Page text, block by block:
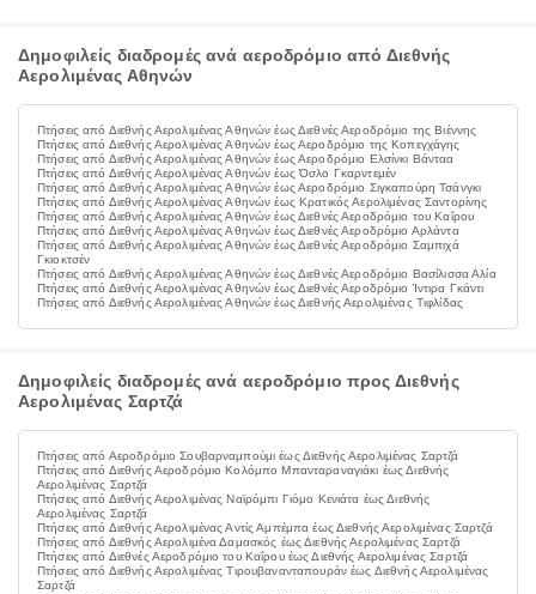
Δημοφιλείς διαδρομές ανά αεροδρόμιο από Διεθνής
Αερολιμένας Αθηνών
Πτήσεις από Διεθνής Αερολιμένας Αθηνών έως Διεθνές Αεροδρόμιο της Βιέννης
Πτήσεις από Διεθνής Αερολιμένας Αθηνών έως Αεροδρόμιο της Κοπεγχάγης
Πτήσεις από Διεθνής Αερολιμένας Αθηνών έως Αεροδρόμιο Ελσίνκι Βάνταα
Πτήσεις από Διεθνής Αερολιμένας Αθηνών έως Όσλο Γκαρντεμέν
Πτήσεις από Διεθνής Αερολιμένας Αθηνών έως Αεροδρόμιο Σιγκαπούρη Τσάνγκι
Πτήσεις από Διεθνής Αερολιμένας Αθηνών έως Κρατικός Αερολιμένας Σαντορίνης
Πτήσεις από Διεθνής Αερολιμένας Αθηνών έως Διεθνές Αεροδρόμιο του Καΐρου
Πτήσεις από Διεθνής Αερολιμένας Αθηνών έως Διεθνές Αεροδρόμιο Αρλάντα
Πτήσεις από Διεθνής Αερολιμένας Αθηνών έως Διεθνές Αεροδρόμιο Σαμπιχά
Γκιοκτσέν
Πτήσεις από Διεθνής Αερολιμένας Αθηνών έως Διεθνές Αεροδρόμιο Βασίλισσα Αλία
Πτήσεις από Διεθνής Αερολιμένας Αθηνών έως Διεθνές Αεροδρόμιο Ίντιρα Γκάντι
Πτήσεις από Διεθνής Αερολιμένας Αθηνών έως Διεθνής Αερολιμένας Τιφλίδας
Δημοφιλείς διαδρομές ανά αεροδρόμιο προς Διεθνής
Αερολιμένας Σαρτζά
Πτήσεις από Αεροδρόμιο Σουβαρναμπούμι έως Διεθνής Αερολιμένας Σαρτζά
Πτήσεις από Διεθνής Αεροδρόμιο Κολόμπο Μπανταραναγιάκι έως Διεθνής
Αερολιμένας Σαρτζά
Πτήσεις από Διεθνής Αερολιμένας Ναϊρόμπι Γιόμο Κενιάτα έως Διεθνής
Αερολιμένας Σαρτζά
Πτήσεις από Διεθνής Αερολιμένας Αντίς Αμπέμπα έως Διεθνής Αερολιμένας Σαρτζά
Πτήσεις από Διεθνής Αερολιμένα Δαμασκός έως Διεθνής Αερολιμένας Σαρτζά
Πτήσεις από Διεθνές Αεροδρόμιο του Καΐρου έως Διεθνής Αερολιμένας Σαρτζά
Πτήσεις από Διεθνής Αερολιμένας Τιρουβανανταπουράν έως Διεθνής Αερολιμένας
Σαρτζά